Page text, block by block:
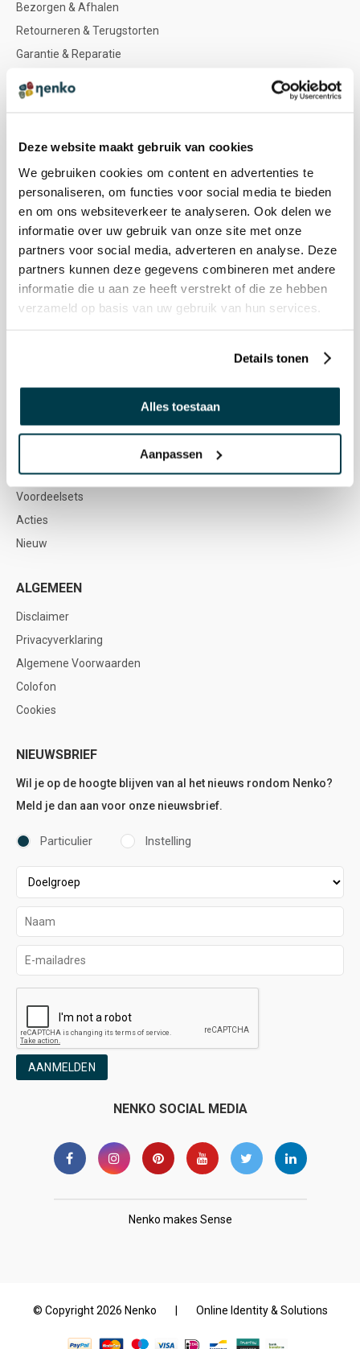
Deze website maakt gebruik van cookies
We gebruiken cookies om content en advertenties te
personaliseren, om functies voor social media te bieden
en om ons websiteverkeer te analyseren. Ook delen we
informatie over uw gebruik van onze site met onze
partners voor social media, adverteren en analyse. Deze
partners kunnen deze gegevens combineren met andere
informatie die u aan ze heeft verstrekt of die ze hebben
verzameld op basis van uw gebruik van hun services.
Details tonen
Alles toestaan
Aanpassen
Bezorgen & Afhalen
Retourneren & Terugstorten
Garantie & Reparatie
Nenko team
Sociale werkplaatsen
Zintuigen & icoontjes
Doelgroepen
Vacatures
Spel & Ontwikkeling
Sensorische Integratie & Beweging
Voordeelsets
Acties
Nieuw
ALGEMEEN
Disclaimer
Privacyverklaring
Algemene Voorwaarden
Colofon
Cookies
NIEUWSBRIEF
Wil je op de hoogte blijven van al het nieuws rondom Nenko?
Meld je dan aan voor onze nieuwsbrief.
Particulier Instelling
AANMELDEN
NENKO SOCIAL MEDIA
Nenko makes Sense
© Copyright 2026 Nenko Online Identity & Solutions